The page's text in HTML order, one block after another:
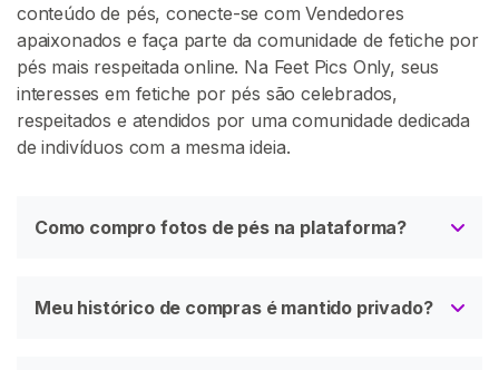
conteúdo de pés, conecte-se com Vendedores
apaixonados e faça parte da comunidade de fetiche por
pés mais respeitada online. Na Feet Pics Only, seus
interesses em fetiche por pés são celebrados,
respeitados e atendidos por uma comunidade dedicada
de indivíduos com a mesma ideia.
Como compro fotos de pés na plataforma?
Meu histórico de compras é mantido privado?